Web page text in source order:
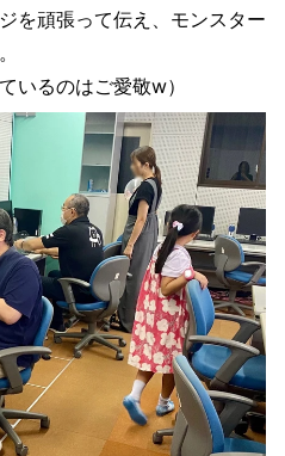
を頑張って伝え、モンスター
いるのはご愛敬w）